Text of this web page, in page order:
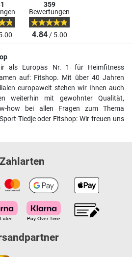
359
Bewertungen
4.84/ 5.00
als Europas Nr. 1 für Heimfitness
auf: Fitshop. Mit über 40 Jahren
europaweit stehen wir Ihnen auch
weiterhin mit gewohnter Qualität,
how bei allen Fragen zum Thema
Tiedje oder Fitshop: Wir freuen uns
Zahlarten